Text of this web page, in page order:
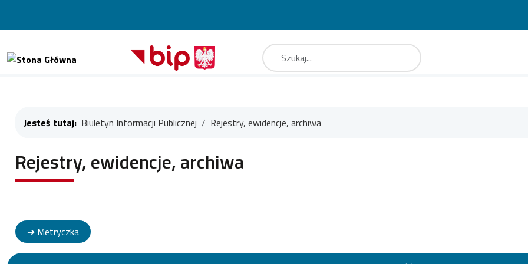
Jesteś tutaj: Biuletyn Informacji Publicznej Rejestry, ewidencje, archiwa
Rejestry, ewidencje, archiwa
➔ Metryczka